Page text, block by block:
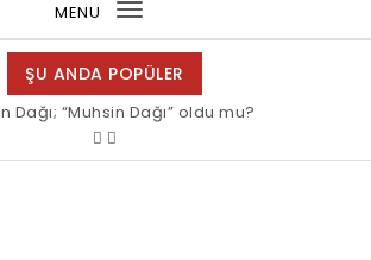
MENU
Toggle
navigation
ŞU ANDA POPÜLER
Dağı; “Muhsin Dağı” oldu mu?